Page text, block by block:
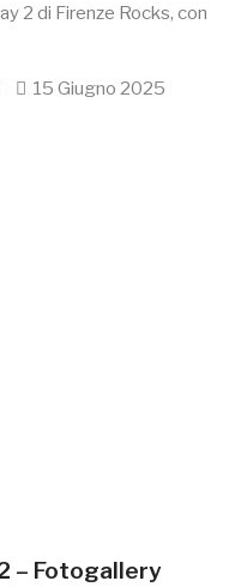
2 di Firenze Rocks, con
15 Giugno 2025
– Fotogallery